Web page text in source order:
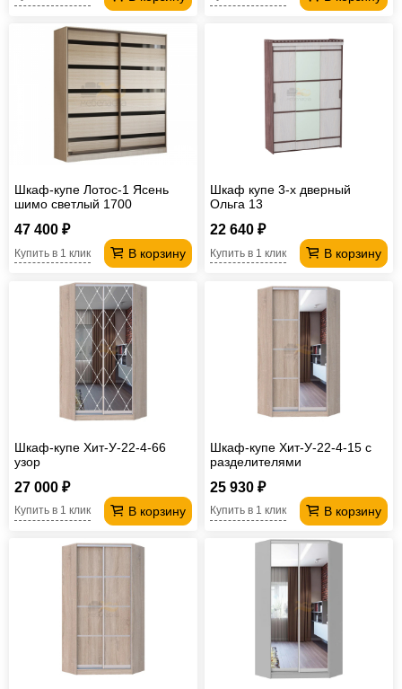
Шкаф-купе Лотос-1 Ясень
шимо светлый 1700
47 400 ₽
В корзину
Купить в 1 клик
Шкаф купе 3-х дверный
Ольга 13
22 640 ₽
В корзину
Купить в 1 клик
Шкаф-купе Хит-У-22-4-66
узор
27 000 ₽
В корзину
Купить в 1 клик
Шкаф-купе Хит-У-22-4-15 с
разделителями
25 930 ₽
В корзину
Купить в 1 клик